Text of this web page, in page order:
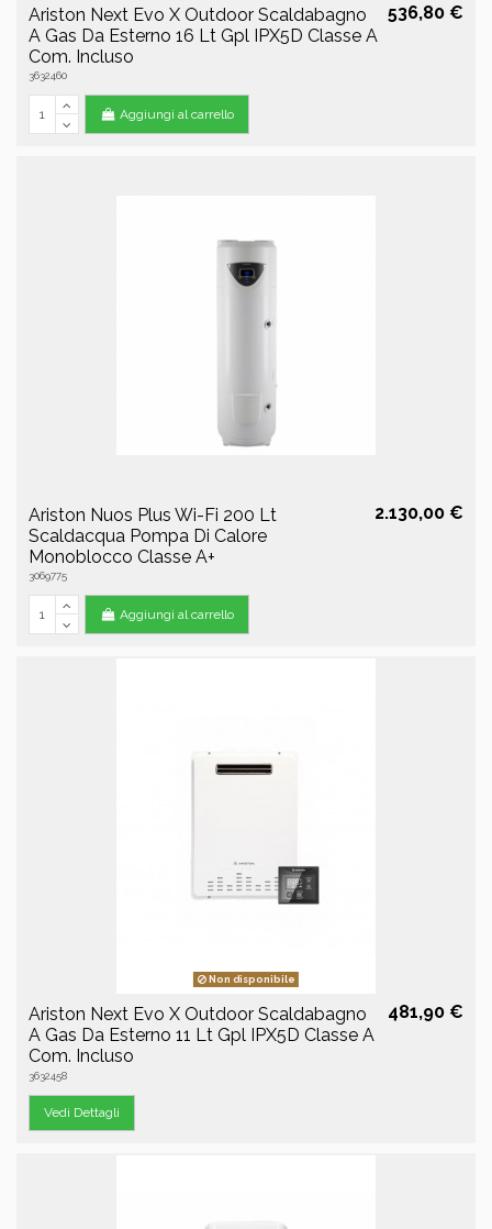
Ariston Next Evo X Outdoor Scaldabagno
A Gas Da Esterno 16 Lt Gpl IPX5D Classe A
Com. Incluso
3632460
536,80 €
Aggiungi al carrello
Ariston Nuos Plus Wi-Fi 200 Lt
Scaldacqua Pompa Di Calore
Monoblocco Classe A+
3069775
2.130,00 €
Aggiungi al carrello
Non disponibile
Ariston Next Evo X Outdoor Scaldabagno
A Gas Da Esterno 11 Lt Gpl IPX5D Classe A
Com. Incluso
3632458
481,90 €
Vedi Dettagli